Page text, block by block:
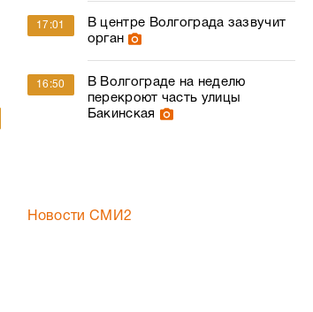
17:01
В центре Волгограда зазвучит
орган
16:50
В Волгограде на неделю
перекроют часть улицы
Бакинская
Новости СМИ2